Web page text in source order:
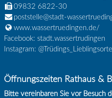
09832 6822-30
poststelle@stadt-
www.wassertruedingen.de/
Facebook: stadt.wassertrudingen
Instagram: @Trüdings_Lieblingsorte
Öffnungszeiten Rathaus &
Bitte vereinbaren Sie vor Besuch